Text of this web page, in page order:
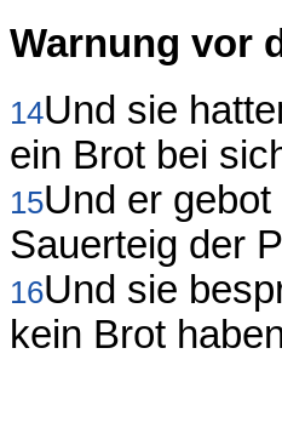
Warnung vor
14Und sie
ein Brot bei
15Und er
Sauerteig der
16Und sie
kein Brot